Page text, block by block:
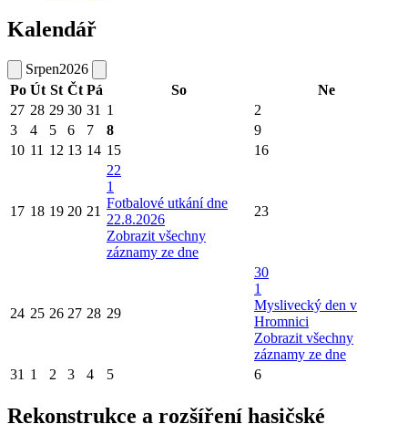
Kalendář
Srpen2026
Po Út St Čt Pá So
Ne
27 28 29 30 31 1
2
3
4 5 6 7 8
9
10 11 12 13 14 15 16
17 18 19 20 21
22
1
Fotbalové utkání dne
22.8.2026
Zobrazit všechny
záznamy ze dne
23
24 25 26 27 28 29
30
1
Myslivecký den v
Hromnici
Zobrazit všechny
záznamy ze dne
31 1 2 3 4 5 6
Rekonstrukce a rozšíření hasičské